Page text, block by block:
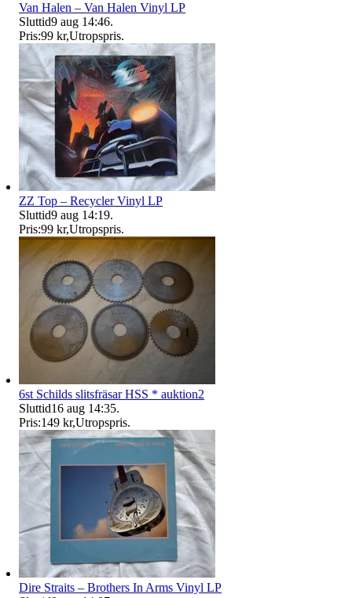
Van Halen – Van Halen Vinyl LP
Sluttid9 aug 14:46.
Pris:99 kr,Utropspris.
ZZ Top – Recycler Vinyl LP
Sluttid9 aug 14:19.
Pris:99 kr,Utropspris.
6st Schilds slitsfräsar HSS * auktion2
Sluttid16 aug 14:35.
Pris:149 kr,Utropspris.
Dire Straits – Brothers In Arms Vinyl LP